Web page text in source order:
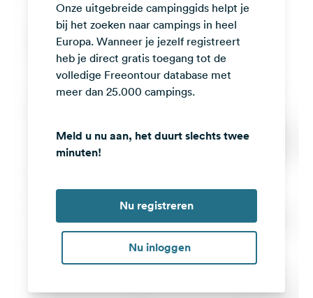
media
Facebook
Instagram
Onze uitgebreide campinggids helpt je
bij het zoeken naar campings in heel
Europa. Wanneer je jezelf registreert
heb je direct gratis toegang tot de
volledige Freeontour database met
meer dan 25.000 campings.
Meld u nu aan, het duurt slechts twee
minuten!
Nu registreren
Nu inloggen